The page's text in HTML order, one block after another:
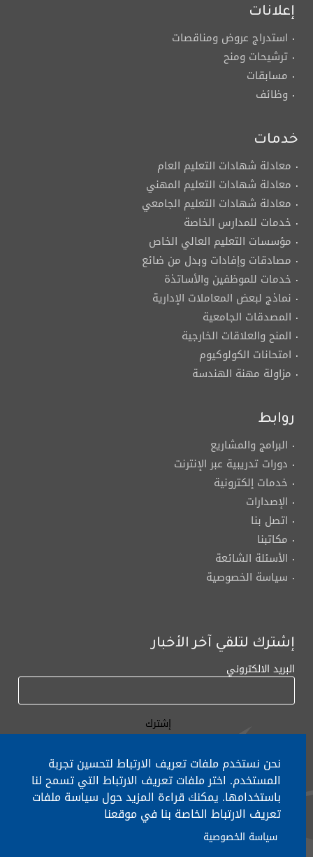
إعلانات
استدراج عروض ومناقصات
ترشيحات ومنح
مسابقات
وظائف
خدمات
معادلة شهادات التعليم العام
معادلة شهادات التعليم المهني
معادلة شهادات التعليم الجامعي
خدمات للمدارس الخاصة
مؤسسات التعليم العالي الخاص
مصادقات وإفادات وبدل من ضائع
خدمات للموظفين والأساتذة
نماذج لبعض المعاملات الإدارية
المصدقات الجامعية
المنح والعلاقات الخارجية
امتحانات الكولوكيوم
مزاولة مهنة الهندسة
روابط
البرامج والمشاريع
دورات تدريبية عبر الإنترنت
خدمات إلكترونية
الإصدارات
اتصل بنا
مكاتبنا
الأسئلة الشائعة
سياسة الخصوصية
إشترك لتلقي آخر الأخبار
البريد الالكتروني
لأي إستفسار الإتصال على: ٠١/٧٧٢٠٠٠
نحن نستخدم ملفات تعريف الارتباط لتحسين تجربة
المستخدم. اختر ملفات تعريف الارتباط التي تسمح لنا
باستخدامها. يمكنك قراءة المزيد حول سياسة ملفات
تعريف الارتباط الخاصة بنا في موقعنا
سياسة الخصوصية